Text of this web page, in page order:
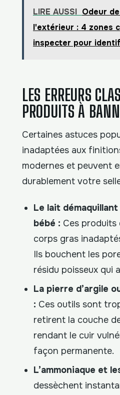
LIRE AUSSI Odeur
l'extérieur : 4 zones
inspecter pour
LES ERREURS
PRODUITS À
Certaines astuces
inadaptées aux
modernes et peuvent
durablement votre
Le lait
bébé : Ces
corps gras
Ils bouchent les
résidu poisseux qui
La pierre d’argile
: Ces outils sont
retirent la couche
rendant le cuir
façon permanente.
L’ammoniaque et
dessèchent